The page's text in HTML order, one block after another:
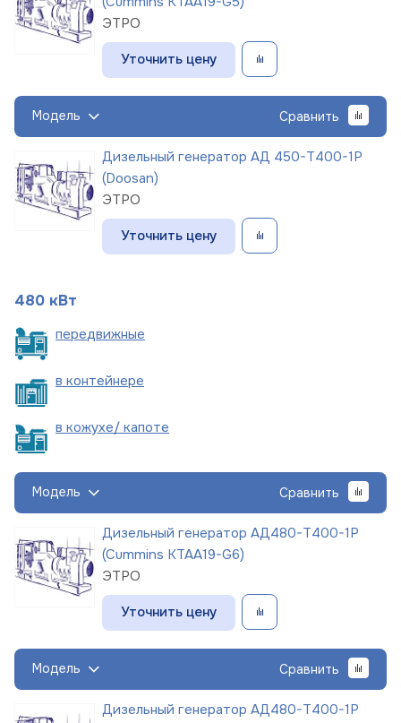
ЭТРО
Уточнить цену
Модель Сравнить
Дизельный генератор АД 450-Т400-1Р
(Doosan)
ЭТРО
Уточнить цену
480 кВт
передвижные
в контейнере
в кожухе/ капоте
Модель Сравнить
Дизельный генератор АД480-Т400-1Р
(Cummins KTAA19-G6)
ЭТРО
Уточнить цену
Модель Сравнить
Дизельный генератор АД480-Т400-1Р